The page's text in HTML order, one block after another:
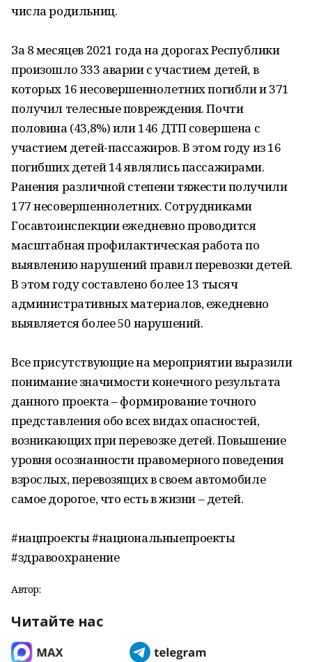
числа родильниц.
За 8 месяцев 2021 года на дорогах Республики
произошло 333 аварии с участием детей, в
которых 16 несовершеннолетних погибли и 371
получил телесные повреждения. Почти
половина (43,8%) или 146 ДТП совершена с
участием детей-пассажиров. В этом году из 16
погибших детей 14 являлись пассажирами.
Ранения различной степени тяжести получили
177 несовершеннолетних. Сотрудниками
Госавтоинспекции ежедневно проводится
масштабная профилактическая работа по
выявлению нарушений правил перевозки детей.
В этом году составлено более 13 тысяч
административных материалов, ежедневно
выявляется более 50 нарушений.
Все присутствующие на мероприятии выразили
понимание значимости конечного результата
данного проекта – формирование точного
представления обо всех видах опасностей,
возникающих при перевозке детей. Повышение
уровня осознанности правомерного поведения
взрослых, перевозящих в своем автомобиле
самое дорогое, что есть в жизни – детей.
#нацпроекты #национальныепроекты
#здравоохранение
Автор:
Читайте нас